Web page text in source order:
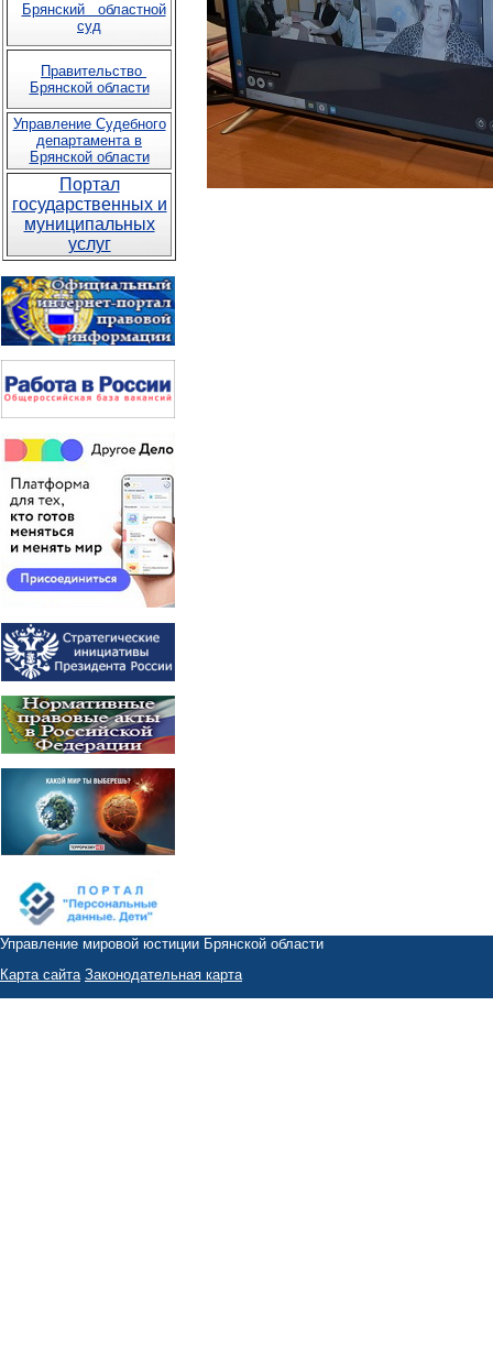
Брянский областной
суд
Правительство
Брянской области
Управление Судебного
департамента в
Брянской области
Портал
государственных и
муниципальных
услуг
Управление мировой юстиции Брянской области
Карта сайта Законодательная карта